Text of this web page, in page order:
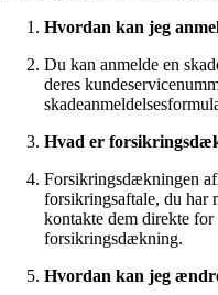
Hvordan kan jeg
Du kan anmelde en
deres
Hvad er
Forsikringsdækningen
forsikringsaftale, du har
kontakte dem direkte
forsikringsdækning.
Hvordan kan jeg